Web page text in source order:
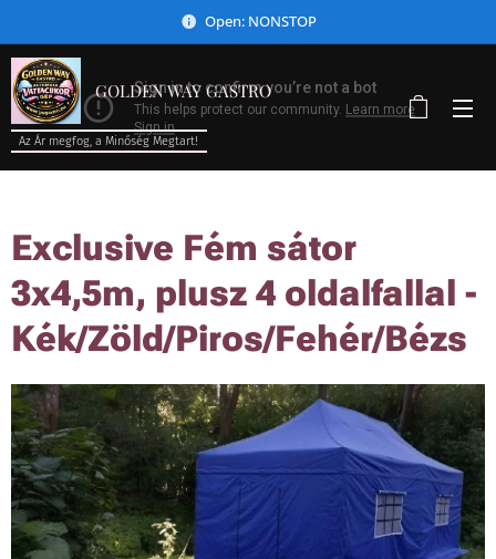
Open: NONSTOP
GOLDEN WAY GASTRO
Az Ár megfog, a Minőség Megtart!
Exclusive Fém sátor
3x4,5m, plusz 4 oldalfallal -
Kék/Zöld/Piros/Fehér/Bézs